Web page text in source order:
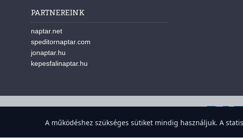
PARTNEREINK
naptar.net
speditornaptar.com
jonaptar.hu
kepesfalinaptar.hu
A működéshez szükséges sütiket mindig használjuk. A
A